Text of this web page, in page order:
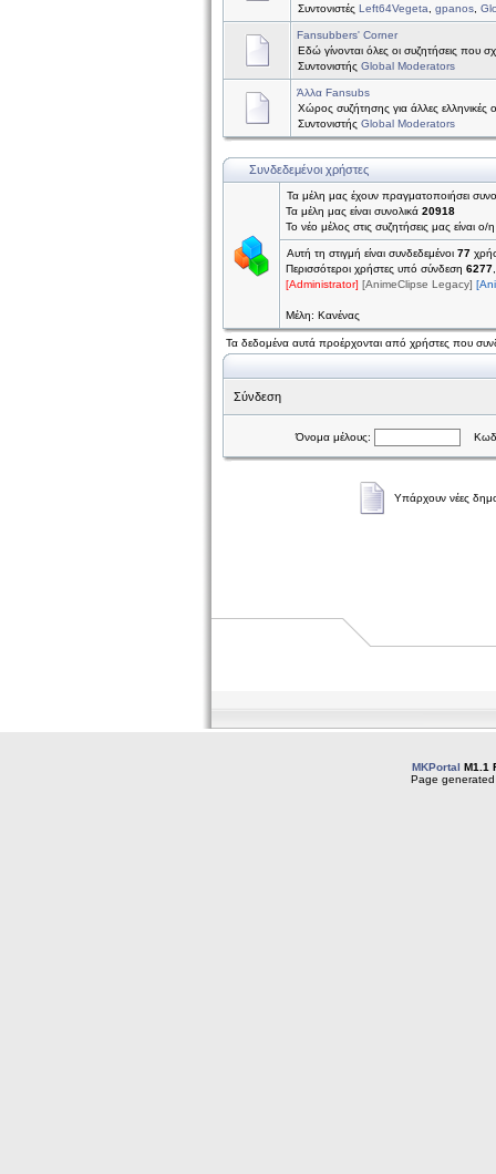
Συντονιστές Left64Vegeta gpanos
Fansubbers' Corner
Εδώ γίνονται όλες οι συζητήσεις που
Συντονιστής Global Moderators
Άλλα Fansubs
Χώρος συζήτησης για άλλες
Συντονιστής Global Moderators
Συνδεδεμένοι χρήστες
Τα μέλη μας έχουν πραγματοποιήσει
Τα μέλη μας είναι συνολικά 20918
Το νέο μέλος στις συζητήσεις μας είναι ο/
Αυτή τη στιγμή είναι συνδεδεμένοι 77
Περισσότεροι χρήστες υπό σύνδεση 6277
[Administrator] [AnimeClipse Legacy]
Μέλη: Κανένας
Τα δεδομένα αυτά προέρχονται από χρήστες που
Σύνδεση
Όνομα μέλους:
Υπάρχουν νέες
MKPortal M1.1
Page